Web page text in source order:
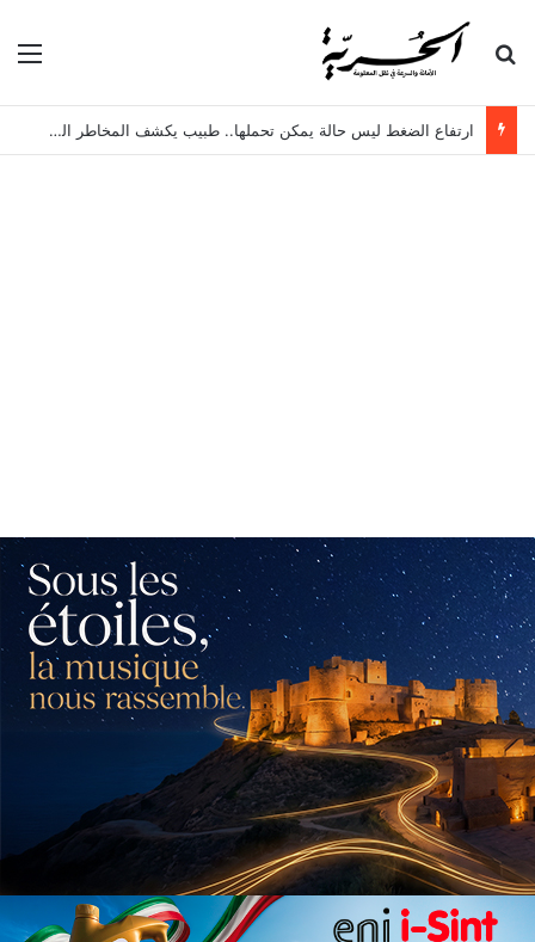
بحث عن
ارتفاع الضغط ليس حالة يمكن تحملها.. طبيب يكشف المخاطر الخفية